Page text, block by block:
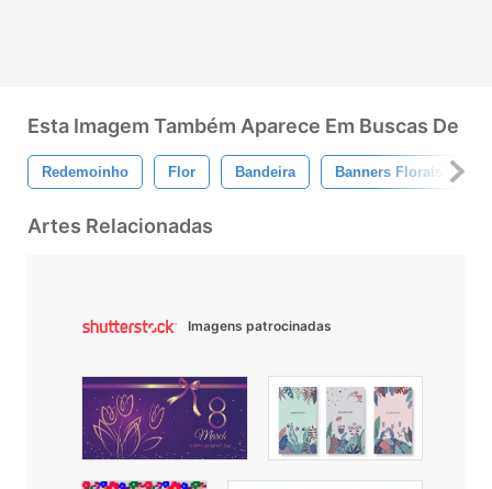
Esta Imagem Também Aparece Em Buscas De
Redemoinho Flor Bandeira Banners Florais
Artes Relacionadas
Imagens patrocinadas